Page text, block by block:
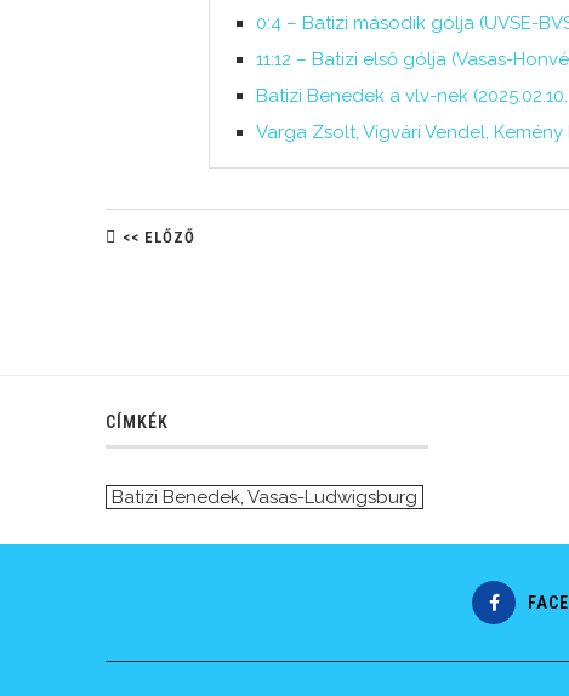
0:4 – Batizi második gólja (UVSE-
11:12 – Batizi első gólja (Vasas-
Batizi Benedek a vlv-nek
Varga Zsolt, Vigvári Vendel,
<< ELŐZŐ
CÍMKÉK
Batizi Benedek, Vasas-Ludwigsburg